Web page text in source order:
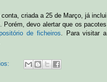
criada a 25 de Março, já inclui
devo alertar que os pacotes
de ficheiros. Para visitar a